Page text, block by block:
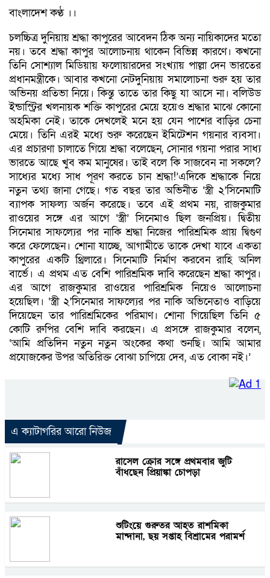
বাংলাদেশ কণ্ঠ ।।
চলচ্চিত্র দুনিয়ায় শ্রদ্ধা কাপুরের আবেদন ঠিক অন্য নায়িকাদের মতো
নয়। তবে শ্রদ্ধা কাপুর আলোচনায় থাকেন বিভিন্ন কারণে। কখনো
তিনি সোশ্যাল মিডিয়ায় ফলোয়ারদের সংখ্যায় পাল্লা দেন ভারতের
প্রধানমন্ত্রীকে। আবার কখনো নেটদুনিয়ায় সমালোচনা শুরু হয় তার
অভিনয় প্রতিভা নিয়ে। কিন্তু তাতে তার কিছু যা আসে না। বলিউড
ইন্ডাস্ট্রির খলনায়ক শক্তি কাপুরের মেয়ে হয়েও শ্রদ্ধার মাঝে কোনো
অহমিকা নেই। তাকে দেখলেই মনে হয় যেন পাশের বাড়ির চেনা
মেয়ে। তিনি এরই মধ্যে শুরু করেছেন ইমিটেশন গয়নার ব্যবসা।
এর প্রচারণা চালাতে গিয়ে শ্রদ্ধা বলেছেন, সোনার গয়না পরার সাধ্য
ভারতে আছে খুব কম মানুষের। তাই বলে কি সাজবেন না সকলে?
সাধ্যের মধ্যে সাধ পূরণ করতে চান শ্রদ্ধা!’এদিকে শ্রদ্ধাকে নিয়ে
নতুন তথ্য জানা গেছে। গত বছর তার অভিনীত ‘স্ত্রী ২’সিনেমাটি
ব্যাপক সাফল্য অর্জন করেছে। তবে এই প্রথম নয়, রাজকুমার
রাওয়ের সঙ্গে এর আগে ‘স্ত্রী’ সিনেমাও ছিল জনপ্রিয়। দ্বিতীয়
সিনেমার সাফল্যের পর নাকি শ্রদ্ধা নিজের পারিশ্রমিক প্রায় দ্বিগুণ
করে ফেলেছেন। শোনা যাচ্ছে, আগামীতে তাকে দেখা যাবে একতা
কাপুরের একটি থ্রিলারে। সিনেমাটি নির্মাণ করবেন রাহি অনিল
বার্ভে। এ প্রথম এত বেশি পারিশ্রমিক দাবি করেছেন শ্রদ্ধা কাপুর।
এর আগে রাজকুমার রাওয়ের পারিশ্রমিক নিয়েও আলোচনা
হয়েছিল। ‘স্ত্রী ২’সিনেমার সাফল্যের পর নাকি অভিনেতাও বাড়িয়ে
দিয়েছেন তার পারিশ্রমিকের পরিমাণ। শোনা গিয়েছিল তিনি ৫
কোটি রুপির বেশি দাবি করছেন। এ প্রসঙ্গে রাজকুমার বলেন,
‘আমি প্রতিদিন নতুন নতুন অংকের কথা শুনছি। আমি আমার
প্রযোজকের উপর অতিরিক্ত বোঝা চাপিয়ে দেব, এত বোকা নই।’
এ ক্যাটাগরির আরো নিউজ
রাসেল ক্রোর সঙ্গে প্রথমবার জুটি
বাঁধছেন প্রিয়াঙ্কা চোপড়া
শুটিংয়ে গুরুতর আহত রাশমিকা
মান্দানা, ছয় সপ্তাহ বিশ্রামের পরামর্শ